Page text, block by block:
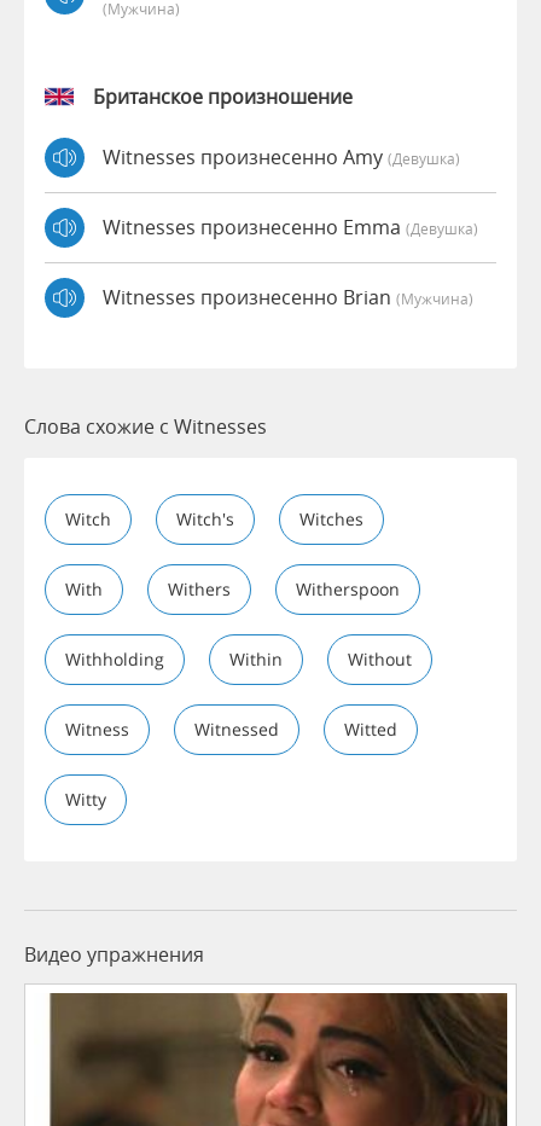
(мужчина)
Британское произношение
Witnesses произнесенно Amy (девушка)
Witnesses произнесенно Emma (девушка)
Witnesses произнесенно Brian (мужчина)
Слова схожие с Witnesses
Witch Witch's Witches
With Withers Witherspoon
Withholding Within Without
Witness Witnessed Witted
Witty
Видео упражнения